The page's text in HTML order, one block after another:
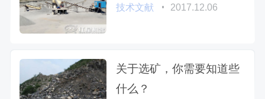
技术文献 2017.12.06
关于选矿，你需要知道些
什么？